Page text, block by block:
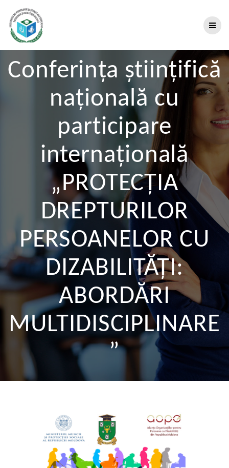
Conferința științifică
națională cu
participare
internațională
„PROTECȚIA
DREPTURILOR
PERSOANELOR CU
DIZABILITĂȚI:
ABORDĂRI
MULTIDISCIPLINARE
”